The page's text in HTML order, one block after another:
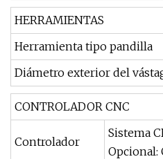
HERRAMIENTAS
Herramienta tipo pandilla
Diámetro exterior del
CONTROLADOR CNC
Controlador
Sistema
Opcional: